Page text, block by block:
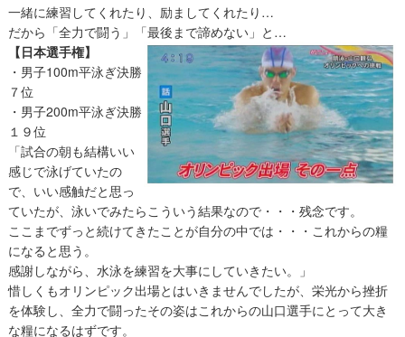
一緒に練習してくれたり、励ましてくれたり…
だから「全力で闘う」「最後まで諦めない」と…
【日本選手権】
・男子100m平泳ぎ決勝
７位
・男子200m平泳ぎ決勝
１９位
「試合の朝も結構いい
感じで泳げていたの
で、いい感触だと思っ
ていたが、泳いでみたらこういう結果なので・・・残念です。
ここまでずっと続けてきたことが自分の中では・・・これからの糧
になると思う。
感謝しながら、水泳を練習を大事にしていきたい。」
惜しくもオリンピック出場とはいきませんでしたが、栄光から挫折
を体験し、全力で闘ったその姿はこれからの山口選手にとって大き
な糧になるはずです。